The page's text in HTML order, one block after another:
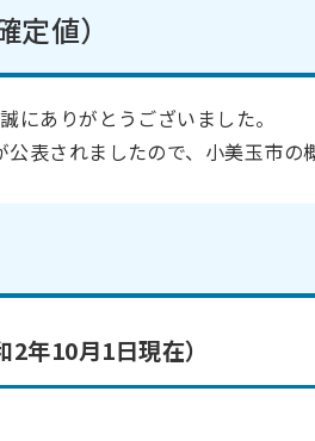
値）
にありがとうございました。
表されましたので、小美玉市の
年10月1日現在）